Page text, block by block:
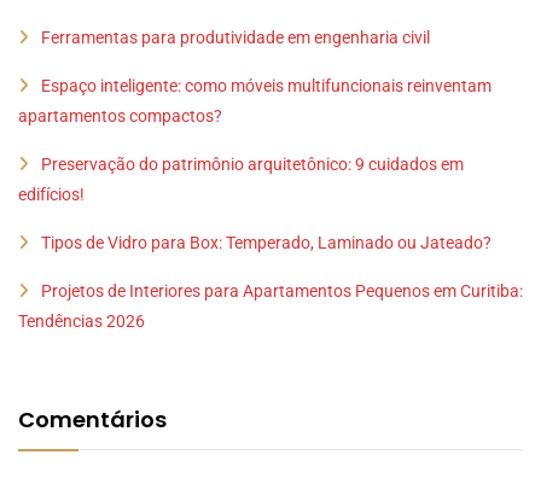
Ferramentas para produtividade em engenharia civil
Espaço inteligente: como móveis multifuncionais reinventam
apartamentos compactos?
Preservação do patrimônio arquitetônico: 9 cuidados em
edifícios!
Tipos de Vidro para Box: Temperado, Laminado ou Jateado?
Projetos de Interiores para Apartamentos Pequenos em Curitiba:
Tendências 2026
Comentários